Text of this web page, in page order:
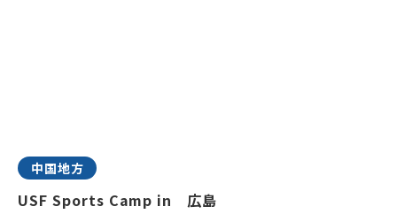
中国地方
USF Sports Camp in 広島